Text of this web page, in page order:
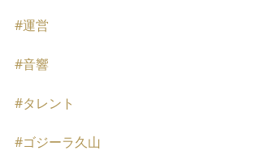
#運営
#音響
#タレント
#ゴジーラ久山